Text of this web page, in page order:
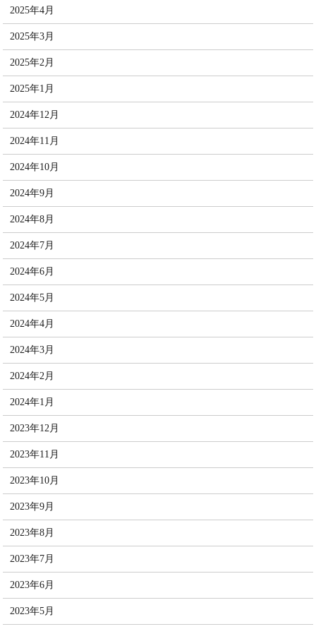
2025年4月
2025年3月
2025年2月
2025年1月
2024年12月
2024年11月
2024年10月
2024年9月
2024年8月
2024年7月
2024年6月
2024年5月
2024年4月
2024年3月
2024年2月
2024年1月
2023年12月
2023年11月
2023年10月
2023年9月
2023年8月
2023年7月
2023年6月
2023年5月